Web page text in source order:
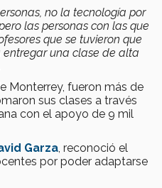
no la tecnología por
las personas con las que
que se tuvieron que
entregar una clase de alta
Monterrey, fueron más de
sus clases a través
con el apoyo de 9 mil
Garza, reconoció el
por poder adaptarse